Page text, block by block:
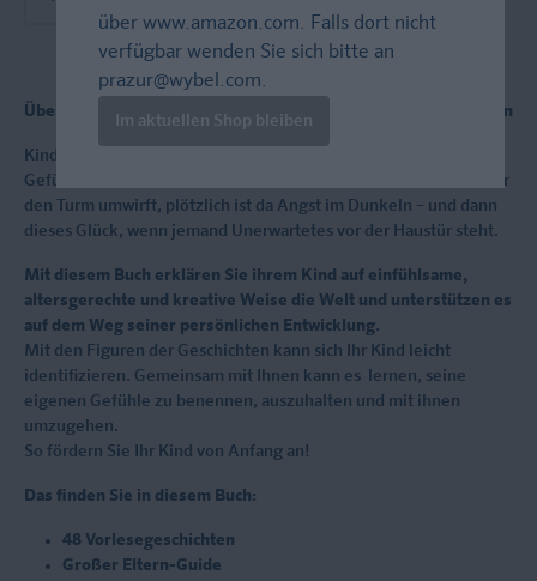
Über 40 Vorlesegeschichten zum Thema Gefühle und Emotionen
Kinder rümpfen die Nase oder tanzen vor Glück!
Gefühle sind überall: Wut kocht hoch, wenn die kleine Schwester
den Turm umwirft, plötzlich ist da Angst im Dunkeln – und dann
dieses Glück, wenn jemand Unerwartetes vor der Haustür steht.
Mit diesem Buch erklären Sie ihrem Kind auf einfühlsame,
altersgerechte und kreative Weise die Welt und unterstützen es
auf dem Weg seiner persönlichen Entwicklung.
Mit den Figuren der Geschichten kann sich Ihr Kind leicht
identifizieren. Gemeinsam mit Ihnen kann es lernen, seine
eigenen Gefühle zu benennen, auszuhalten und mit ihnen
umzugehen.
So fördern Sie Ihr Kind von Anfang an!
Das finden Sie in diesem Buch:
48 Vorlesegeschichten
Großer Eltern-Guide
über www.amazon.com. Falls dort nicht
verfügbar wenden Sie sich bitte an
prazur@wybel.com.
Im aktuellen Shop bleiben